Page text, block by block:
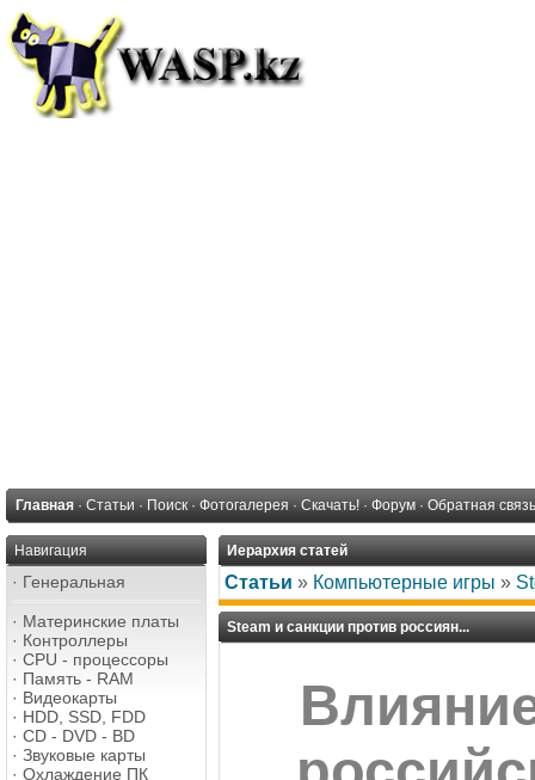
Главная · Статьи · Поиск · Фотогалерея · Скачать! · Форум · Обратная связь
Навигация
· Генеральная
· Материнские платы
· Контроллеры
· CPU - процессоры
· Память - RAM
· Видеокарты
· HDD, SSD, FDD
· CD - DVD - BD
· Звуковые карты
· Охлаждение ПК
Иерархия статей
Статьи » Компьютерные игры »
Steam и санкции против россиян...